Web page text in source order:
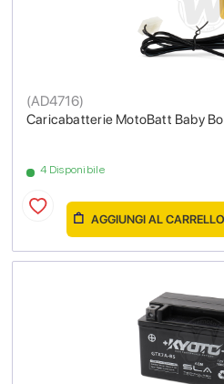
Caricabatterie MotoBatt Baby
(AD4716)
4 Disponibile
AGGIUNGI AL CARRELLO